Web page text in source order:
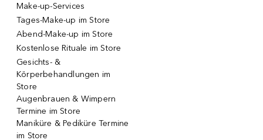
Make-up-Services
Tages-Make-up im Store
Abend-Make-up im Store
Kostenlose Rituale im Store
Gesichts- &
Körperbehandlungen im
Store
Augenbrauen & Wimpern
Termine im Store
Maniküre & Pediküre Termine
im Store